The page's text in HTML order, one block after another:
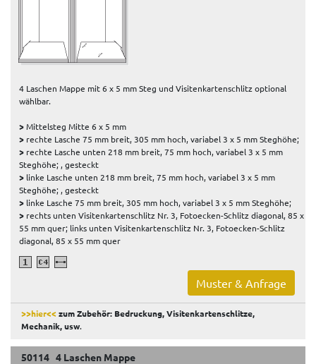
4 Laschen Mappe mit 6 x 5 mm Steg und Visitenkartenschlitz optional
wählbar.
>Mittelsteg Mitte 6 x 5 mm
> rechte Lasche 75 mm breit, 305 mm hoch, variabel 3 x 5 mm Steghöhe;
> rechte Lasche unten 218 mm breit, 75 mm hoch, variabel 3 x 5 mm
Steghöhe; , gesteckt
> linke Lasche unten 218 mm breit, 75 mm hoch, variabel 3 x 5 mm
Steghöhe; , gesteckt
> linke Lasche 75 mm breit, 305 mm hoch, variabel 3 x 5 mm Steghöhe;
> rechts unten Visitenkartenschlitz Nr. 3, Fotoecken-Schlitz diagonal, 85 x
55 mm quer; links unten Visitenkartenschlitz Nr. 3, Fotoecken-Schlitz
diagonal, 85 x 55 mm quer
Muster & Anfrage
>>hier<<zum Zubehör: Bedruckung, Visitenkartenschlitze,
Mechanik, usw.
50114 4 Laschen Mappe